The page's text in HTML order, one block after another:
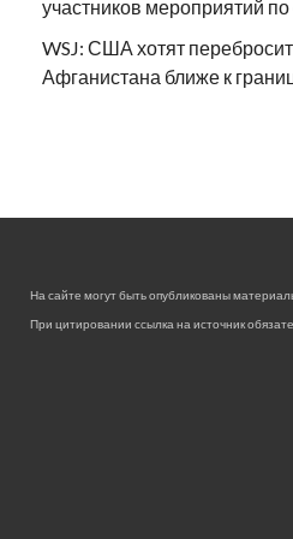
участников мероприятий
WSJ: США хотят
Афганистана ближе к
На сайте могут быть опубликованы
При цитировании ссылка на источник